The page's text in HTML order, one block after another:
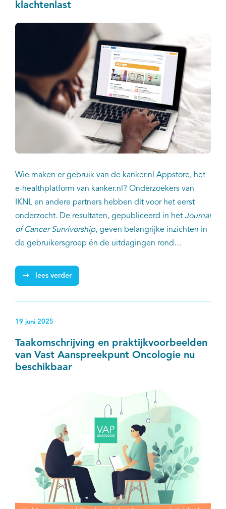
klachtenlast
Wie maken er gebruik van de kanker.nl Appstore, het
e-healthplatform van kanker.nl? Onderzoekers van
IKNL en andere partners hebben dit voor het eerst
onderzocht. De resultaten, gepubliceerd in het Journal
of Cancer Survivorship, geven belangrijke inzichten in
de gebruikersgroep én de uitdagingen rond
lees verder
19 juni 2025
Taakomschrijving en praktijkvoorbeelden
van Vast Aanspreekpunt Oncologie nu
beschikbaar